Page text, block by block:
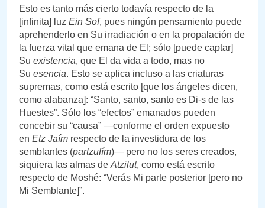
Esto es tanto más cierto todavía respecto de la
[infinita] luz Ein Sof, pues ningún pensamiento puede
aprehenderlo en Su irradiación o en la propalación de
la fuerza vital que emana de El; sólo [puede captar]
Su existencia, que El da vida a todo, mas no
Su esencia. Esto se aplica incluso a las criaturas
supremas, como está escrito [que los ángeles dicen,
como alabanza]: “Santo, santo, santo es Di-s de las
Huestes”. Sólo los “efectos” emanados pueden
concebir su “causa” —conforme el orden expuesto
en Etz Jaím respecto de la investidura de los
semblantes (partzufím)— pero no los seres creados,
siquiera las almas de Atzilut, como está escrito
respecto de Moshé: “Verás Mi parte posterior [pero no
Mi Semblante]”.